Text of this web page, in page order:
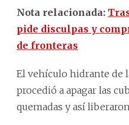
Nota relacionada:
pide disculpas y
de fronteras
El vehículo hidrante de
procedió a apagar las
quemadas y así